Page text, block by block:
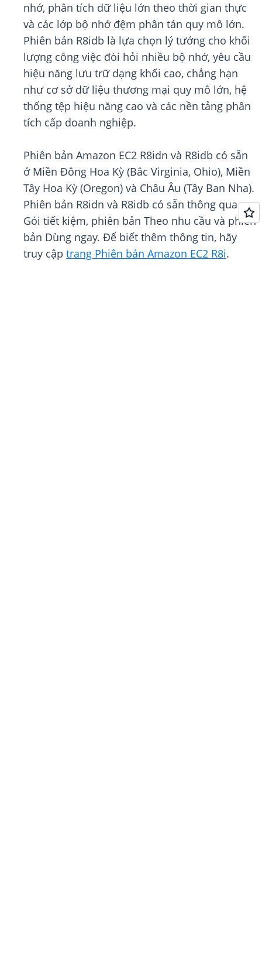
nhớ, phân tích dữ liệu lớn theo thời gian thực
và các lớp bộ nhớ đệm phân tán quy mô lớn.
Phiên bản R8idb là lựa chọn lý tưởng cho khối
lượng công việc đòi hỏi nhiều bộ nhớ, yêu cầu
hiệu năng lưu trữ dạng khối cao, chẳng hạn
như cơ sở dữ liệu thương mại quy mô lớn, hệ
thống tệp hiệu năng cao và các nền tảng phân
tích cấp doanh nghiệp.
Phiên bản Amazon EC2 R8idn và R8idb có sẵn
ở Miền Đông Hoa Kỳ (Bắc Virginia, Ohio), Miền
Tây Hoa Kỳ (Oregon) và Châu Âu (Tây Ban Nha).
Phiên bản R8idn và R8idb có sẵn thông qua
Gói tiết kiệm, phiên bản Theo nhu cầu và phiên
bản Dùng ngay. Để biết thêm thông tin, hãy
truy cập trang Phiên bản Amazon EC2 R8i.